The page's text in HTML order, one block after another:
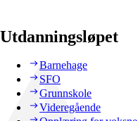
Utdanningsløpet
Barnehage
SFO
Grunnskole
Videregående